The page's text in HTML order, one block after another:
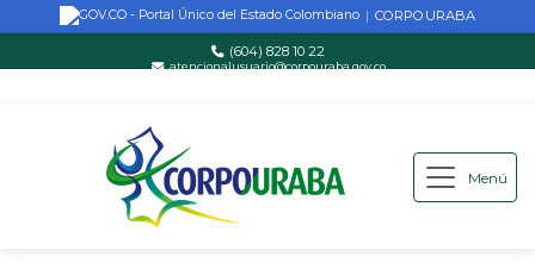
Saltar al contenido principal
| CORPOURABA
(604) 828 10 22
atencionalusuario@corpouraba.gov.co
Menú